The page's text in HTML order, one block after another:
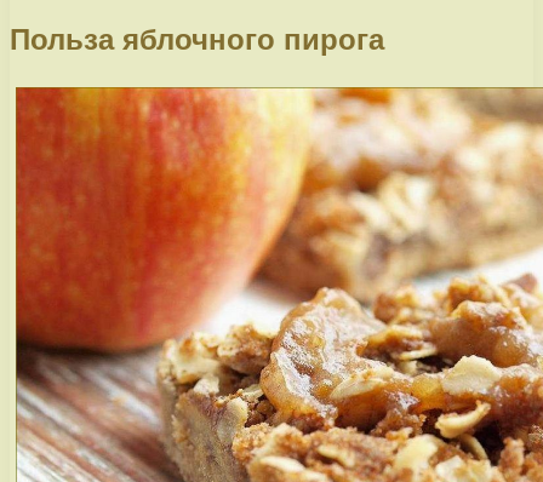
Польза яблочного пирога